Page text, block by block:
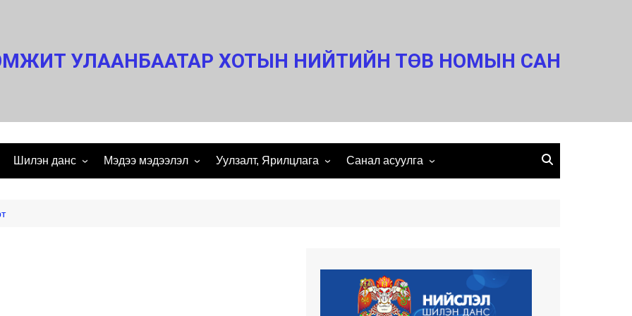
УЛААНБААТАР ХОТЫН НИЙТИЙН ТӨВ НОМЫН САН
Шилэн данс Мэдээ мэдээлэл Уулзалт, Ярилцлага Санал асуулга